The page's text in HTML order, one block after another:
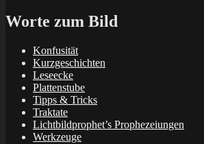
Worte zum Bild
Konfusität
Kurzgeschichten
Leseecke
Plattenstube
Tipps & Tricks
Traktate
Lichtbildprophet’s Prophezeiungen
Werkzeuge